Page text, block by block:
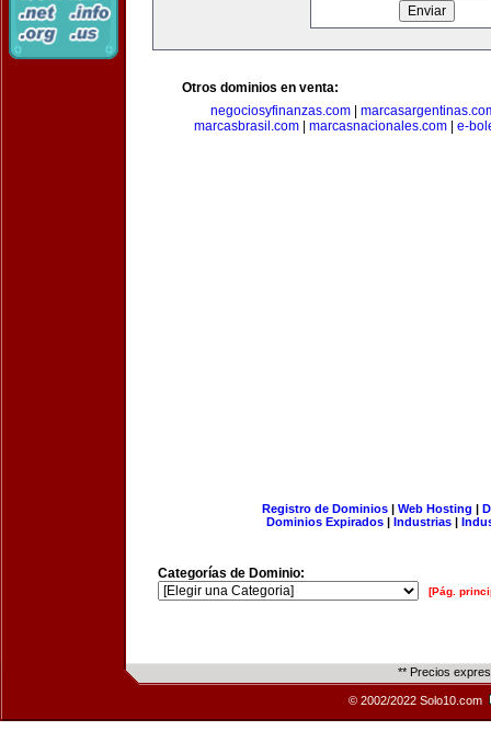
Otros dominios en venta:
negociosyfinanzas.com
marcasbrasil.com| marcasnacionales.com| e-
Registro de Dominios| Web Hosting |
Dominios Expirados | Industrias |
Categorías de Dominio:
[Pág.
** Precios
© 2002/2022 Solo10.com